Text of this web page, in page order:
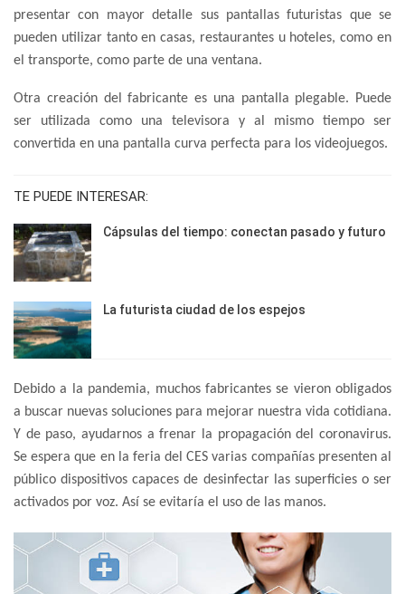
presentar con mayor detalle sus pantallas futuristas que se
pueden utilizar tanto en casas, restaurantes u hoteles, como en
el transporte, como parte de una ventana.
Otra creación del fabricante es una pantalla plegable. Puede
ser utilizada como una televisora y al mismo tiempo ser
convertida en una pantalla curva perfecta para los videojuegos.
TE PUEDE INTERESAR:
Cápsulas del tiempo: conectan pasado y futuro
La futurista ciudad de los espejos
Debido a la pandemia, muchos fabricantes se vieron obligados
a buscar nuevas soluciones para mejorar nuestra vida cotidiana.
Y de paso, ayudarnos a frenar la propagación del coronavirus.
Se espera que en la feria del CES varias compañías presenten al
público dispositivos capaces de desinfectar las superficies o ser
activados por voz. Así se evitaría el uso de las manos.